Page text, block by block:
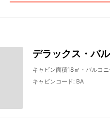
デラックス・バ
キャビン面積18㎡・バルコ
キャビンコード: BA